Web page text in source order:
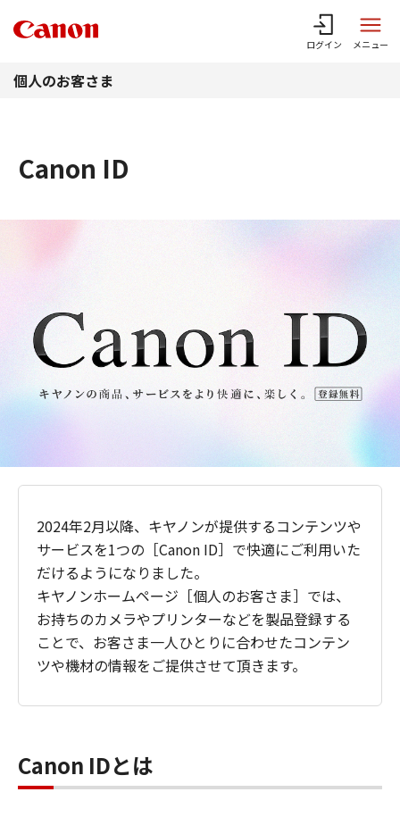
ログイン メニュー
個人のお客さま
Canon ID
2024年2月以降、キヤノンが提供するコンテンツや
サービスを1つの［Canon ID］で快適にご利用いた
だけるようになりました。
キヤノンホームページ［個人のお客さま］では、
お持ちのカメラやプリンターなどを製品登録する
ことで、お客さま一人ひとりに合わせたコンテン
ツや機材の情報をご提供させて頂きます。
Canon IDとは